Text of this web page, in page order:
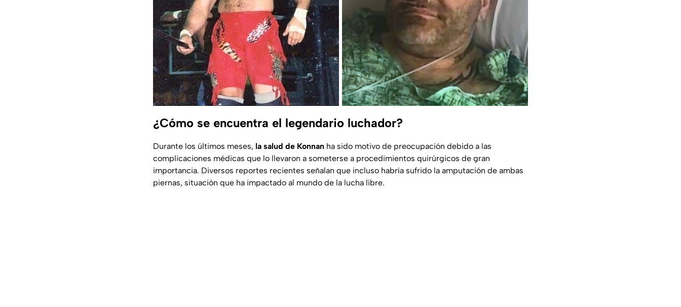
¿Cómo se encuentra el legendario luchador?
Durante los últimos meses, la salud de Konnan ha sido motivo de preocupación debido a las
complicaciones médicas que lo llevaron a someterse a procedimientos quirúrgicos de gran
importancia. Diversos reportes recientes señalan que incluso habría sufrido la amputación de ambas
piernas, situación que ha impactado al mundo de la lucha libre.